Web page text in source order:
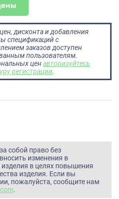
дисконта и добавления
спецификаций с
заказов доступен
пользователям.
ценавторизуйтесь
регистрации.
собой право без
изменения в
в целях повышения
изделия. Если вы
пожалуйста, сообщите нам
.